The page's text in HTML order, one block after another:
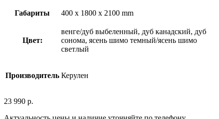
Габариты 400 x 1800 x 2100 mm
Цвет:
венге/дуб выбеленный, дуб канадский, дуб
сонома, ясень шимо темный/ясень шимо
светлый
Производитель Керулен
23 990 р.